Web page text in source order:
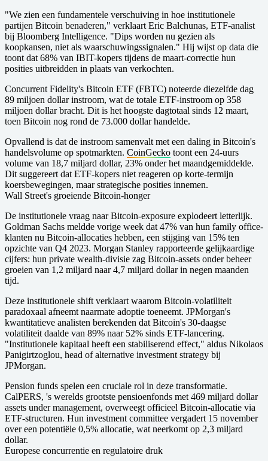
"We zien een fundamentele verschuiving in hoe institutionele
partijen Bitcoin benaderen," verklaart Eric Balchunas, ETF-analist
bij Bloomberg Intelligence. "Dips worden nu gezien als
koopkansen, niet als waarschuwingssignalen." Hij wijst op data die
toont dat 68% van IBIT-kopers tijdens de maart-correctie hun
posities uitbreidden in plaats van verkochten.
Concurrent Fidelity's Bitcoin ETF (FBTC) noteerde diezelfde dag
89 miljoen dollar instroom, wat de totale ETF-instroom op 358
miljoen dollar bracht. Dit is het hoogste dagtotaal sinds 12 maart,
toen Bitcoin nog rond de 73.000 dollar handelde.
Opvallend is dat de instroom samenvalt met een daling in Bitcoin's
handelsvolume op spotmarkten. CoinGecko toont een 24-uurs
volume van 18,7 miljard dollar, 23% onder het maandgemiddelde.
Dit suggereert dat ETF-kopers niet reageren op korte-termijn
koersbewegingen, maar strategische posities innemen.
Wall Street's groeiende Bitcoin-honger
De institutionele vraag naar Bitcoin-exposure explodeert letterlijk.
Goldman Sachs meldde vorige week dat 47% van hun family office-
klanten nu Bitcoin-allocaties hebben, een stijging van 15% ten
opzichte van Q4 2023. Morgan Stanley rapporteerde gelijkaardige
cijfers: hun private wealth-divisie zag Bitcoin-assets onder beheer
groeien van 1,2 miljard naar 4,7 miljard dollar in negen maanden
tijd.
Deze institutionele shift verklaart waarom Bitcoin-volatiliteit
paradoxaal afneemt naarmate adoptie toeneemt. JPMorgan's
kwantitatieve analisten berekenden dat Bitcoin's 30-daagse
volatiliteit daalde van 89% naar 52% sinds ETF-lancering.
"Institutionele kapitaal heeft een stabiliserend effect," aldus Nikolaos
Panigirtzoglou, head of alternative investment strategy bij
JPMorgan.
Pension funds spelen een cruciale rol in deze transformatie.
CalPERS, 's werelds grootste pensioenfonds met 469 miljard dollar
assets under management, overweegt officieel Bitcoin-allocatie via
ETF-structuren. Hun investment committee vergadert 15 november
over een potentiële 0,5% allocatie, wat neerkomt op 2,3 miljard
dollar.
Europese concurrentie en regulatoire druk